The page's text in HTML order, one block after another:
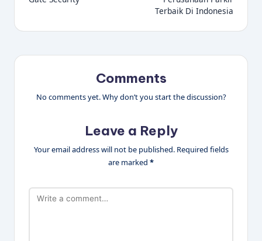
navigation
Terbaik Di Indonesia
Comments
No comments yet. Why don’t you start the discussion?
Leave a Reply
Your email address will not be published. Required fields
are marked *